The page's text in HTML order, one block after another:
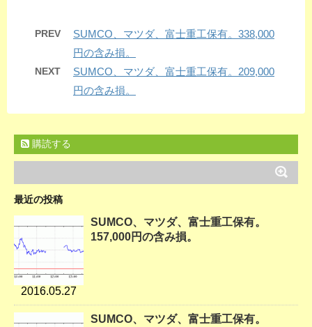
PREV
SUMCO、マツダ、富士重工保有。338,000
円の含み損。
NEXT
SUMCO、マツダ、富士重工保有。209,000
円の含み損。
購読する
最近の投稿
2016.05.27
SUMCO、マツダ、富士重工保有。
157,000円の含み損。
SUMCO、マツダ、富士重工保有。